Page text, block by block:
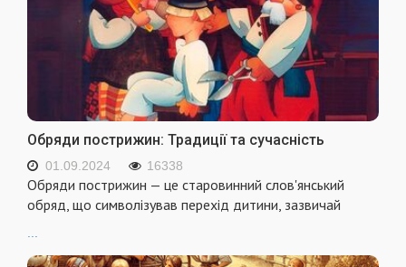
Обряди пострижин: Традиції та сучасність
01.09.2024 16338
Обряди пострижин — це старовинний слов'янський
обряд, що символізував перехід дитини, зазвичай